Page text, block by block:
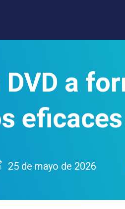
a
25 de mayo de 2026